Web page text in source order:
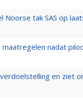
Noorse tak SAS op
maatregelen nadat
en ziet